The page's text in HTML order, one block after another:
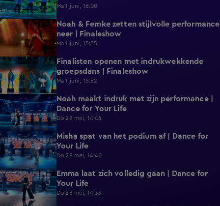
Ma 1 juni, 16:00
1:41
Noah & Femke zetten stijlvolle performance
neer | Finaleshow
Ma 1 juni, 15:55
2:01
Finalisten openen met indrukwekkende
groepsdans | Finaleshow
Ma 1 juni, 15:52
0:37
Noah maakt indruk met zijn performance |
Dance for Your Life
Do 28 mei, 14:44
0:31
Misha spat van het podium af | Dance for
Your Life
Do 28 mei, 14:40
0:35
Emma laat zich volledig gaan | Dance for
Your Life
Do 28 mei, 14:33